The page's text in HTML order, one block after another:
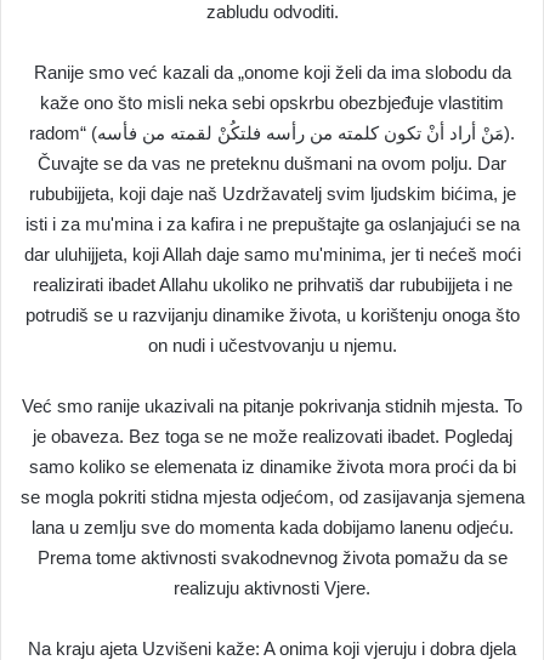
zabludu odvoditi.
Ranije smo već kazali da „onome koji želi da ima slobodu da
kaže ono što misli neka sebi opskrbu obezbjeđuje vlastitim
radom“ (مَنْ أراد أنْ تكون كلمته من رأسه فلتكُنْ لقمته من فأسه).
Čuvajte se da vas ne preteknu dušmani na ovom polju. Dar
rububijjeta, koji daje naš Uzdržavatelj svim ljudskim bićima, je
isti i za mu'mina i za kafira i ne prepuštajte ga oslanjajući se na
dar uluhijjeta, koji Allah daje samo mu'minima, jer ti nećeš moći
realizirati ibadet Allahu ukoliko ne prihvatiš dar rububijjeta i ne
potrudiš se u razvijanju dinamike života, u korištenju onoga što
on nudi i učestvovanju u njemu.
Već smo ranije ukazivali na pitanje pokrivanja stidnih mjesta. To
je obaveza. Bez toga se ne može realizovati ibadet. Pogledaj
samo koliko se elemenata iz dinamike života mora proći da bi
se mogla pokriti stidna mjesta odjećom, od zasijavanja sjemena
lana u zemlju sve do momenta kada dobijamo lanenu odjeću.
Prema tome aktivnosti svakodnevnog života pomažu da se
realizuju aktivnosti Vjere.
Na kraju ajeta Uzvišeni kaže: A onima koji vjeruju i dobra djela